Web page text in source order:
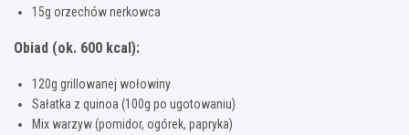
15g orzechów nerkowca
Obiad (ok. 600 kcal):
120g grillowanej wołowiny
Sałatka z quinoa (100g po ugotowaniu)
Mix warzyw (pomidor, ogórek, papryka)